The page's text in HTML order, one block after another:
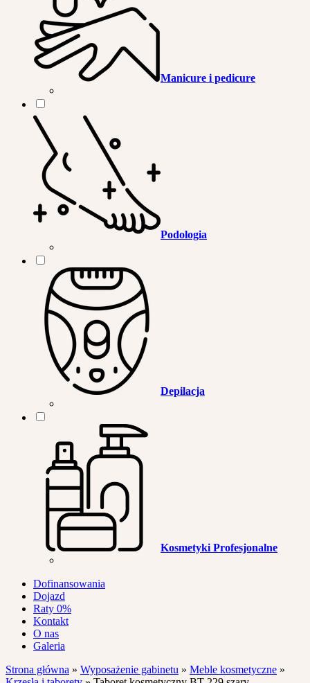
Manicure i pedicure
Podologia
Depilacja
Kosmetyki Profesjonalne
Dofinansowania
Dojazd
Raty 0%
Kontakt
O nas
Galeria
Strona główna » Wyposażenie gabinetu » Meble kosmetyczne »